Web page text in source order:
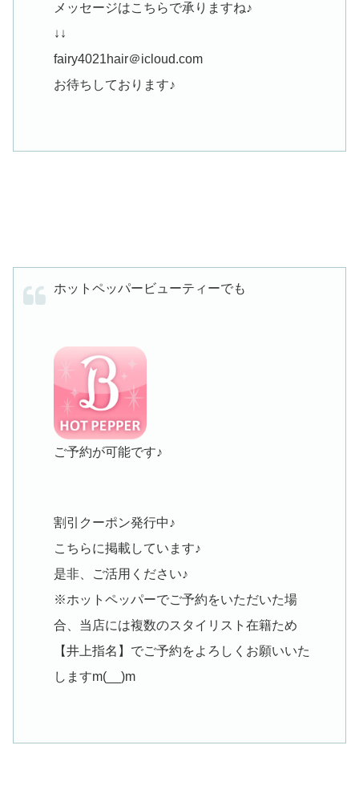
メッセージはこちらで承りますね♪
↓↓
fairy4021hair＠icloud.com
お待ちしております♪
ホットペッパービューティーでも
ご予約が可能です♪
割引クーポン発行中♪
こちらに掲載しています♪
是非、ご活用ください♪
※ホットペッパーでご予約をいただいた場
合、当店には複数のスタイリスト在籍ため
【井上指名】でご予約をよろしくお願いいた
しますm(__)m